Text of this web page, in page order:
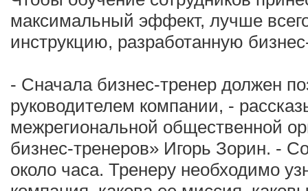
максимальный эффект, лучше
инструкцию, разработанную
- Сначала бизнес-тренер должен
руководителем компании, -
межрегиональной общественной
бизнес-тренеров» Игорь Зорин. -
около часа. Тренеру необходимо